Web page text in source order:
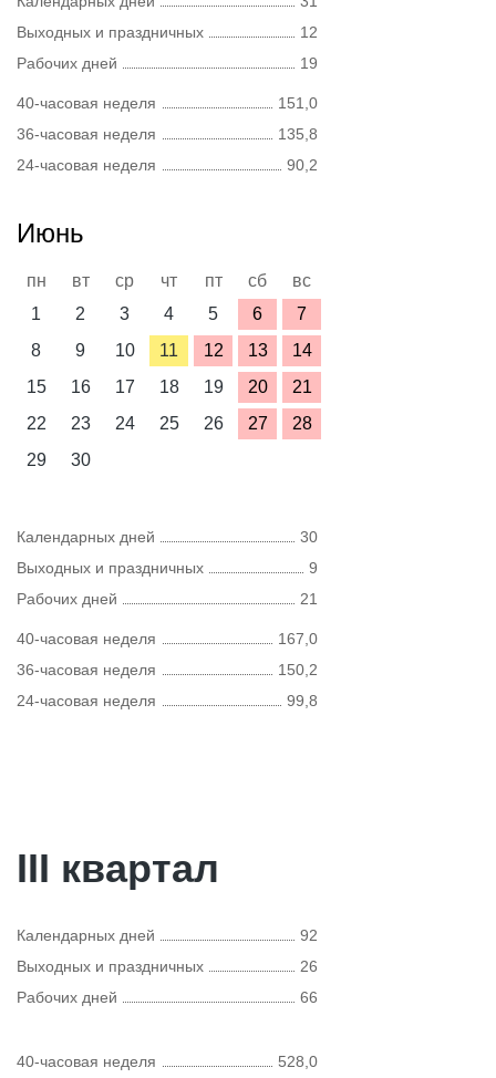
Выходных и праздничных
12
Рабочих дней
19
40-часовая неделя
151,0
36-часовая неделя
135,8
24-часовая неделя
90,2
Июнь
пн вт ср чт пт сб
вс
1
2 3 4 5 6
7
8
9 10 11 12 13
14
15
16 17 18 19 20
21
22
23 24 25 26 27
28
29
30
Календарных дней
30
Выходных и праздничных
9
Рабочих дней
21
40-часовая неделя
167,0
36-часовая неделя
150,2
24-часовая неделя
99,8
III квартал
Календарных дней
92
Выходных и праздничных
26
Рабочих дней
66
40-часовая неделя 528,0